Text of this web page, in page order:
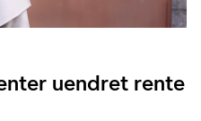
uendret rente